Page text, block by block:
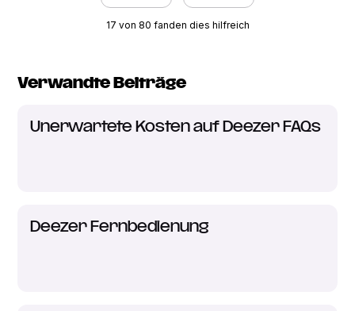
17 von 80 fanden dies hilfreich
Verwandte Beiträge
Unerwartete Kosten auf Deezer FAQs
Deezer Fernbedienung